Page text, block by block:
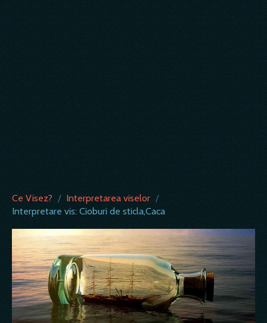
Ce Visez? / Interpretarea viselor /
Interpretare vis: Cioburi de sticla,Caca